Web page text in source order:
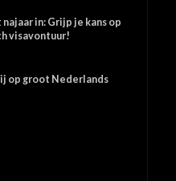
in: Grijp je kans op
visavontuur!
op groot Nederlands